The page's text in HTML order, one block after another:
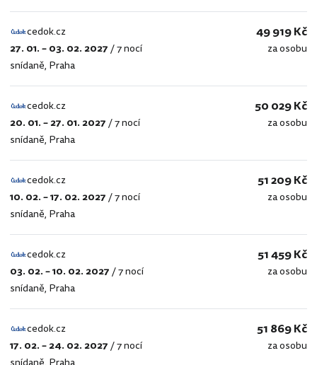
cedok.cz
cedok.cz
27. 01. – 03. 02. 2027/7 nocí
snídaně, Praha
49 919 Kč
za osobu
cedok.cz
cedok.cz
20. 01. – 27. 01. 2027/7 nocí
snídaně, Praha
50 029 Kč
za osobu
cedok.cz
cedok.cz
10. 02. – 17. 02. 2027/7 nocí
snídaně, Praha
51 209 Kč
za osobu
cedok.cz
cedok.cz
03. 02. – 10. 02. 2027/7 nocí
snídaně, Praha
51 459 Kč
za osobu
cedok.cz
cedok.cz
17. 02. – 24. 02. 2027/7 nocí
51 869 Kč
za osobu